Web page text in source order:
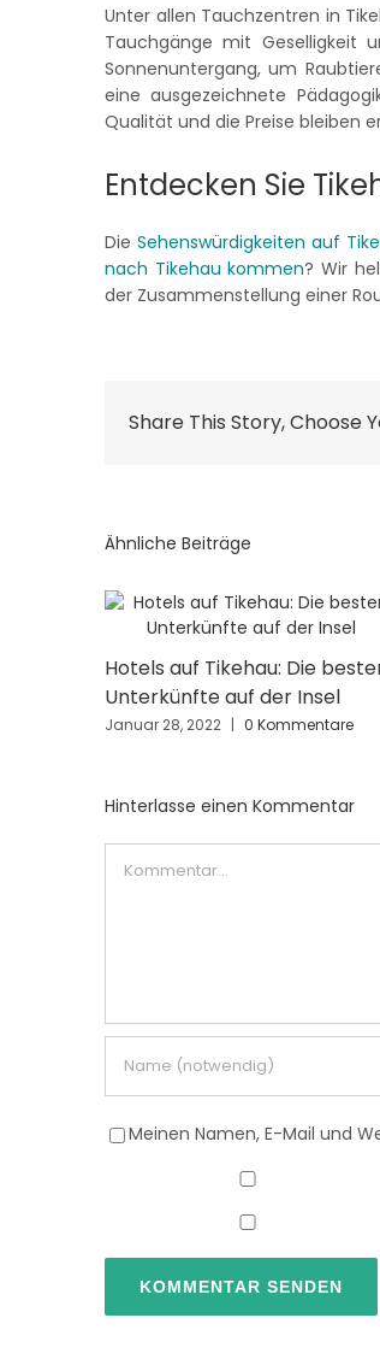
Unter allen Tauchzentren in
Tauchgänge mit Geselligkeit
Sonnenuntergang, um
eine ausgezeichnete
Qualität und die Preise bleiben
Entdecken Sie
Die Sehenswürdigkeiten auf
nach Tikehau kommen? Wir
der Zusammenstellung einer
Share This Story, Choose
Ähnliche Beiträge
Hotels auf Tikehau: Die
Unterkünfte auf der Insel
Januar 28, 2022 | 0 Kommentare
Hinterlasse einen Kommentar
Meinen Namen, E-Mail und